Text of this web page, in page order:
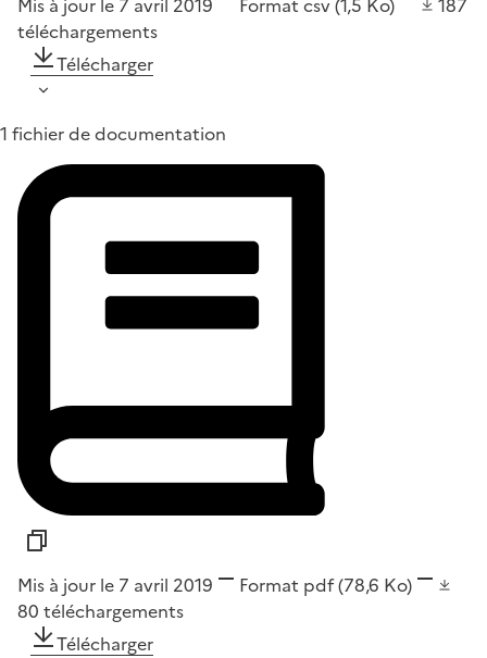
téléchargements
Télécharger
1 fichier de documentation
Mis à jour le 7 avril 2019 Format pdf(78,6 Ko)
80 téléchargements
Télécharger